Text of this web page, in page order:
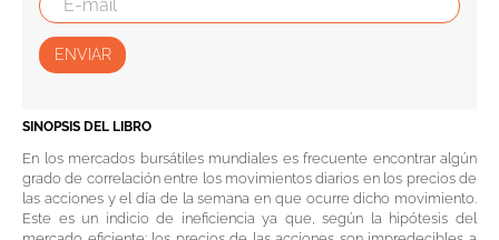
ENVIAR
SINOPSIS DEL LIBRO
En los mercados bursátiles mundiales es frecuente encontrar algún
grado de correlación entre los movimientos diarios en los precios de
las acciones y el día de la semana en que ocurre dicho movimiento.
Este es un indicio de ineficiencia ya que, según la hipótesis del